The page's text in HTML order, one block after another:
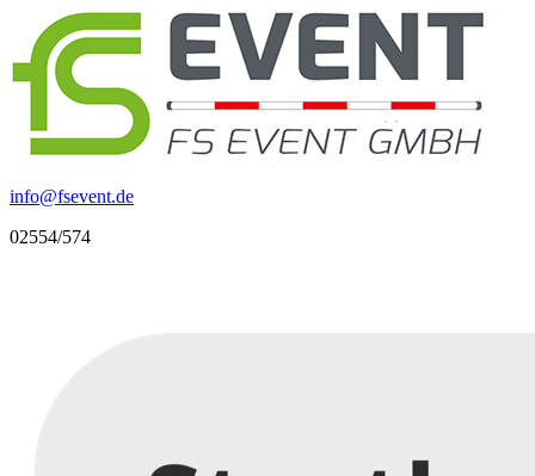
info@fsevent.de
02554/574